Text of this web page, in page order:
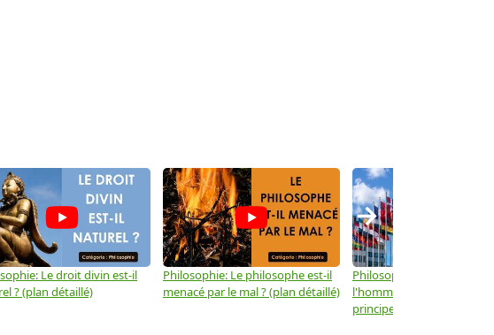
Le droit divin est-il
? (plan détaillé)
Philosophie: Le philosophe est-il
menacé par le mal ? (plan détaillé)
Philosophie: Les droits de
l'homme ne sont-ils que
principes moraux ? (plan
→